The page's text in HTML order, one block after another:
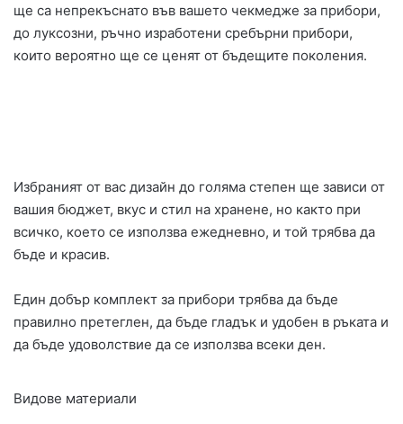
ще са непрекъснато във вашето чекмедже за прибори,
до луксозни, ръчно изработени сребърни прибори,
които вероятно ще се ценят от бъдещите поколения.
Избраният от вас дизайн до голяма степен ще зависи от
вашия бюджет, вкус и стил на хранене, но както при
всичко, което се използва ежедневно, и той трябва да
бъде и красив.
Един добър комплект за прибори трябва да бъде
правилно претеглен, да бъде гладък и удобен в ръката и
да бъде удоволствие да се използва всеки ден.
Видове материали